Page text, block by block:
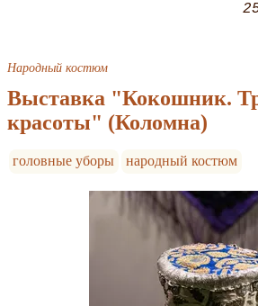
Народный костюм
Выставка "Кокошник.
красоты" (Коломна)
головные уборы народный костюм